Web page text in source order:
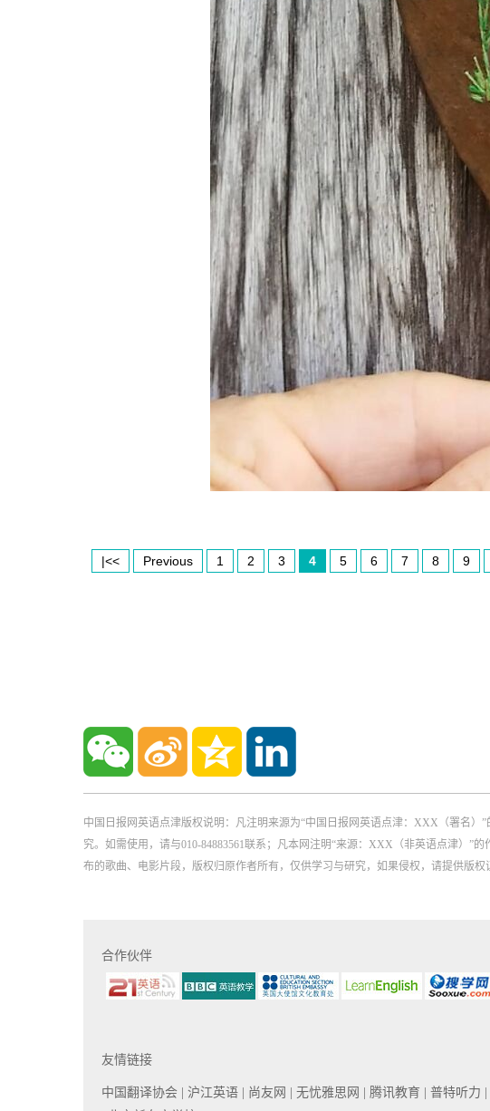
|<< Previous 1 2 3 4 5 6 7 8 9
中国日报网英语点津版权说明：凡注明来源为“中国日报网英语点津：XXX（署名
究。如需使用，请与010-84883561联系；凡本网注明“来源：XXX（非英语点津）”
布的歌曲、电影片段，版权归原作者所有，仅供学习与研究，如果侵权，请提供版权
合作伙伴
友情链接
中国翻译协会 | 沪江英语 | 尚友网 | 无忧雅思网 | 腾讯教育 | 普特听力